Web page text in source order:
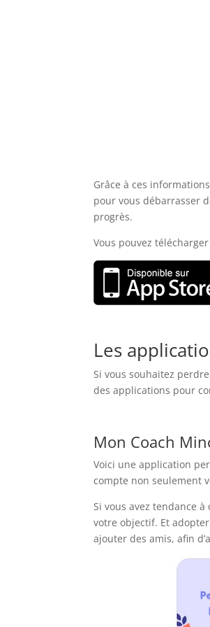
Grâce à ces
pour vous débarrasser
progrès.
Vous pouvez
Les
Si vous souhaitez
des applications pour
Mon Coach
Voici une application
compte non seulement
Si vous avez tendance
votre objectif. Et
ajouter des amis, afin